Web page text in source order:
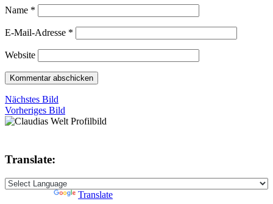
Name *
E-Mail-Adresse *
Website
Nächstes Bild
Vorheriges Bild
Translate:
Translate